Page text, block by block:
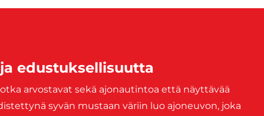
edustuksellisuutta
arvostavat sekä ajonautintoa että näyttävää
syvän mustaan väriin luo ajoneuvon, joka